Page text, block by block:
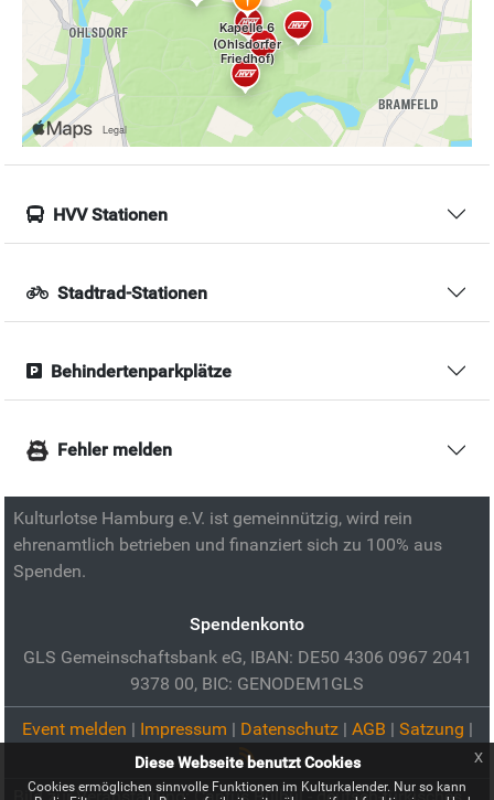
HVV Stationen
Stadtrad-Stationen
Behindertenparkplätze
Fehler melden
Kulturlotse Hamburg e.V. ist gemeinnützig, wird rein
ehrenamtlich betrieben und finanziert sich zu 100% aus
Spenden.
Spendenkonto
GLS Gemeinschaftsbank eG, IBAN: DE50 4306 0967 2041
9378 00, BIC: GENODEM1GLS
Event melden | Impressum | Datenschutz| AGB | Satzung |
Diese Webseite benutzt Cookies
Cookies ermöglichen sinnvolle Funktionen im Kulturkalender. Nur so kann
x